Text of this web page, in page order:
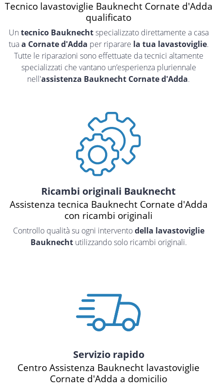
Tecnico lavastoviglie Bauknecht Cornate d'Adda
qualificato
Un tecnico Bauknechtspecializzato direttamente a casa
tuaa Cornate d'Adda per riparare la tua lavastoviglie.
Tutte le riparazioni sono effettuate da tecnici altamente
specializzati che vantano un’esperienza pluriennale
nell'assistenza Bauknecht Cornate d'Adda.
Ricambi originali Bauknecht
Assistenza tecnica Bauknecht Cornate d'Adda
con ricambi originali
Controllo qualità su ogni interventodella lavastoviglie
Bauknechtutilizzando solo ricambi originali.
Servizio rapido
Centro Assistenza Bauknecht lavastoviglie
Cornate d'Adda a domicilio